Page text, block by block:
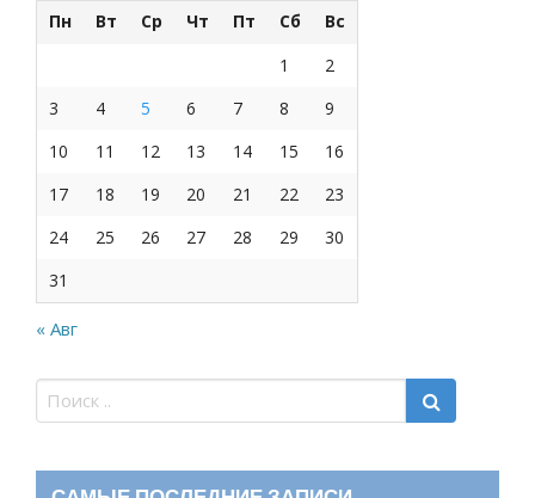
Пн Вт Ср Чт Пт Сб
Вс
1
2
3
4 5 6 7 8
9
10
11 12 13 14 15
16
17
18 19 20 21 22
23
24
25 26 27 28 29
30
31
« Авг